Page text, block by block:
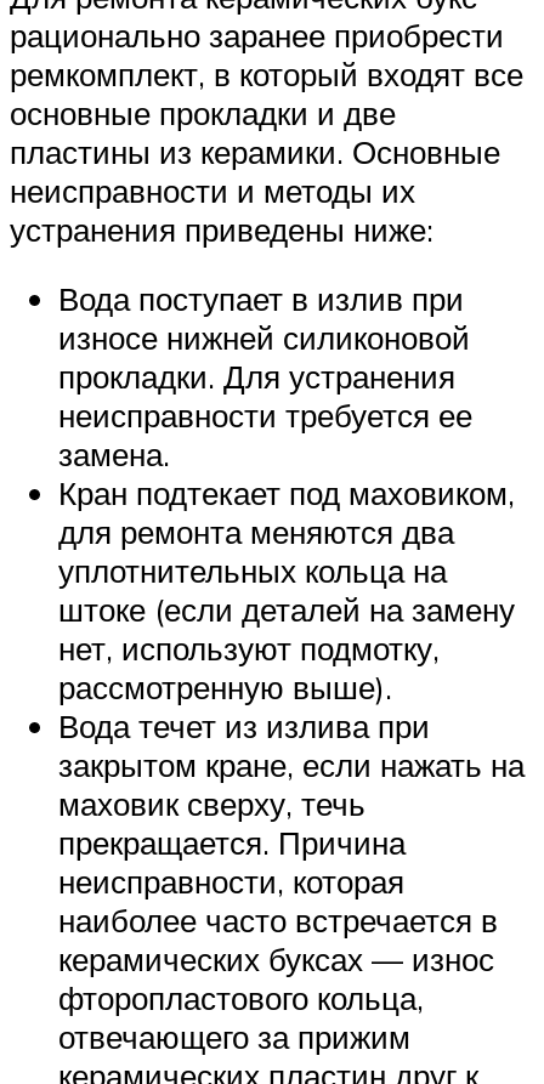
рационально заранее приобрести
ремкомплект, в который входят все
основные прокладки и две
пластины из керамики. Основные
неисправности и методы их
устранения приведены ниже:
Вода поступает в излив при
износе нижней силиконовой
прокладки. Для устранения
неисправности требуется ее
замена.
Кран подтекает под маховиком,
для ремонта меняются два
уплотнительных кольца на
штоке (если деталей на замену
нет, используют подмотку,
рассмотренную выше).
Вода течет из излива при
закрытом кране, если нажать на
маховик сверху, течь
прекращается. Причина
неисправности, которая
наиболее часто встречается в
керамических буксах — износ
фторопластового кольца,
отвечающего за прижим
керамических пластин друг к